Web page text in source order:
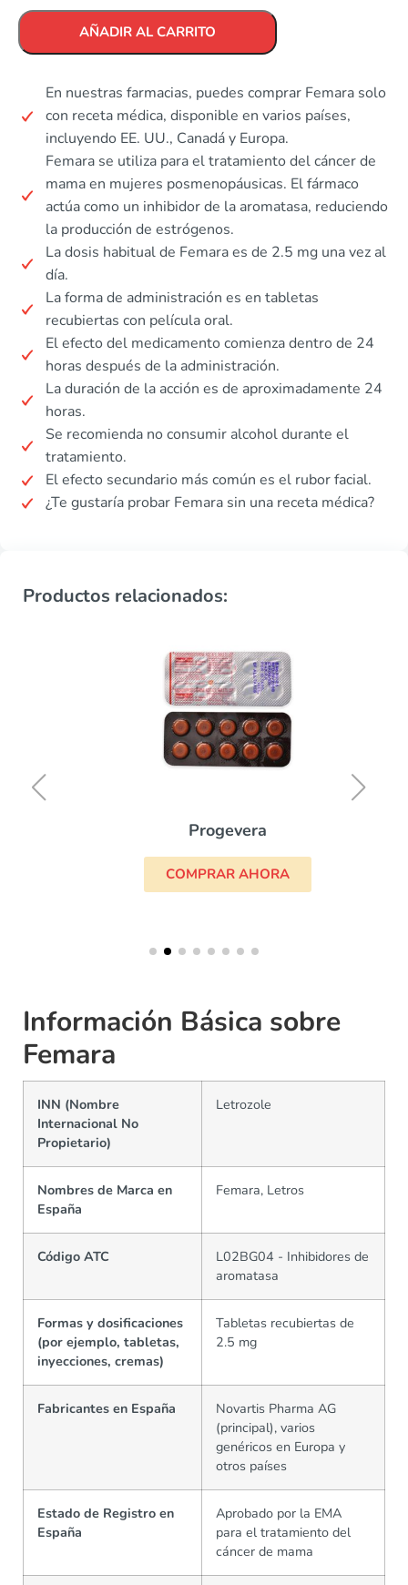
AÑADIR AL CARRITO
En nuestras farmacias, puedes comprar Femara solo
con receta médica, disponible en varios países,
incluyendo EE. UU., Canadá y Europa.
Femara se utiliza para el tratamiento del cáncer de
mama en mujeres posmenopáusicas. El fármaco
actúa como un inhibidor de la aromatasa, reduciendo
la producción de estrógenos.
La dosis habitual de Femara es de 2.5 mg una vez al
día.
La forma de administración es en tabletas
recubiertas con película oral.
El efecto del medicamento comienza dentro de 24
horas después de la administración.
La duración de la acción es de aproximadamente 24
horas.
Se recomienda no consumir alcohol durante el
tratamiento.
El efecto secundario más común es el rubor facial.
¿Te gustaría probar Femara sin una receta médica?
Productos relacionados:
Progevera
COMPRAR AHORA
Información Básica sobre
Femara
INN (Nombre
Internacional No
Propietario)
Letrozole
Nombres de Marca en
España
Femara, Letros
Código ATC
L02BG04 - Inhibidores de
aromatasa
Formas y dosificaciones
(por ejemplo, tabletas,
inyecciones, cremas)
Tabletas recubiertas de
2.5 mg
Fabricantes en España
Novartis Pharma AG
(principal), varios
genéricos en Europa y
otros países
Estado de Registro en
España
Aprobado por la EMA
para el tratamiento del
cáncer de mama